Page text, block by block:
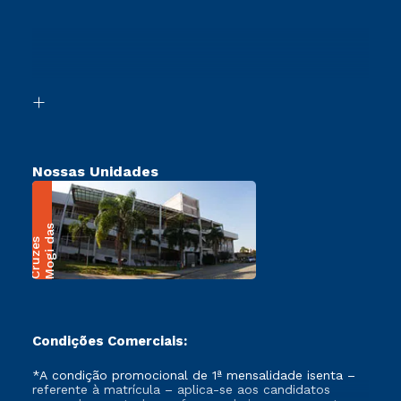
Transferência
Nossas Unidades
M
o
g
i
da
s
C
r
u
z
e
s
Condições Comerciais:
*A condição promocional de 1ª mensalidade isenta –
referente à matrícula – aplica-se aos candidatos